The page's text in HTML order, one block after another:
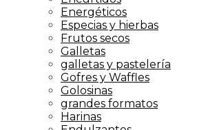
Energéticos
Especias y hierbas
Frutos secos
Galletas
galletas y pastelería
Gofres y Waffles
Golosinas
grandes formatos
Harinas